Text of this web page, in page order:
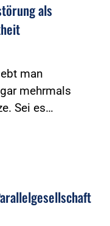
als
man
mehrmals
Sei es…